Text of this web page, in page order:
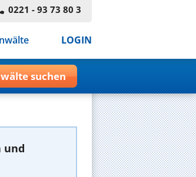
0221 - 93 73 80 3
LOGIN
und